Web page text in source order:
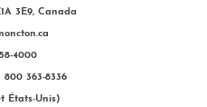
3E9, Canada
4000
800 363-8336
États-Unis)